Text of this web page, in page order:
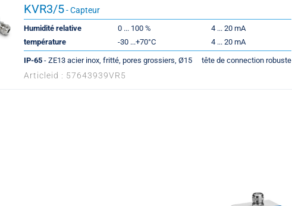
KVR3/5- Capteur
Humidité relative 0 ... 100 %
4 ... 20 mA
température
-30 ...+70°C 4 ... 20 mA
IP-65 - ZE13 acier inox, fritté, pores grossiers, Ø15 tête de connection robuste
Articleid : 57643939VR5